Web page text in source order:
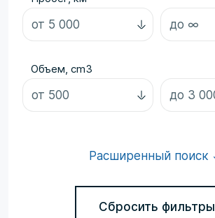
Объем, cm3
Расширенный поиск
Сбросить фильтры